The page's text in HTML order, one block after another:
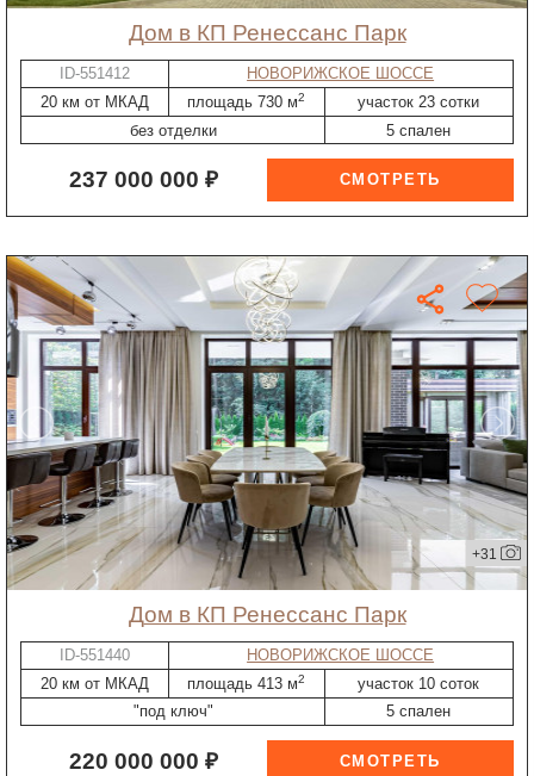
дом в КП Ренессанс Парк
ID-551412
НОВОРИЖСКОЕ ШОССЕ
20 км от МКАД
площадь 730 м2
участок 23 сотки
без отделки
5 спален
237 000 000 ₽
+31
дом в КП Ренессанс Парк
ID-551440
НОВОРИЖСКОЕ ШОССЕ
20 км от МКАД
площадь 413 м2
участок 10 соток
"под ключ"
5 спален
220 000 000 ₽